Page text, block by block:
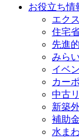
お役立ち情
エク
住宅
先進
みら
イベ
カー
中古
新築
補助
水ま